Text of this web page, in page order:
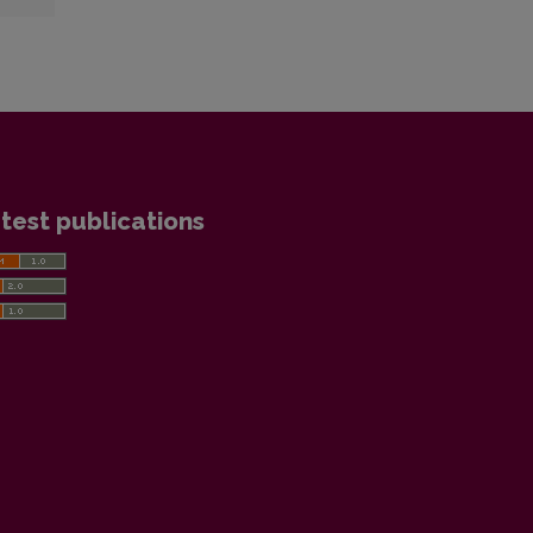
publications